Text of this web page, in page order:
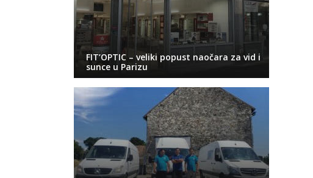
FIT’OPTIC – veliki popust naočara za vid i
sunce u Parizu